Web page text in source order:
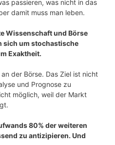
passieren, was nicht in das
damit muss man leben.
Wissenschaft und Börse
sich um stochastische
Exaktheit.
der Börse. Das Ziel ist nicht
und Prognose zu
möglich, weil der Markt
80% der weiteren
zu antizipieren. Und